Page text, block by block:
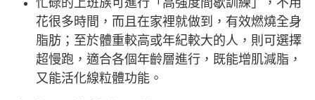
忙碌的上班族可進行「高強度間歇訓練」，不用
花很多時間，而且在家裡就做到，有效燃燒全身
脂肪；至於體重較高或年紀較大的人，則可選擇
超慢跑，適合各個年齡層進行，既能增肌減脂，
又能活化線粒體功能。